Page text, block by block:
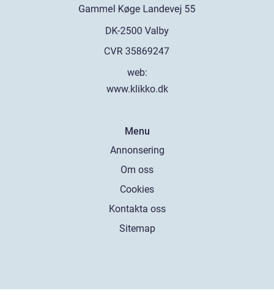
web:
www.klikko.dk
Menu
Annonsering
Om oss
Cookies
Kontakta oss
Sitemap